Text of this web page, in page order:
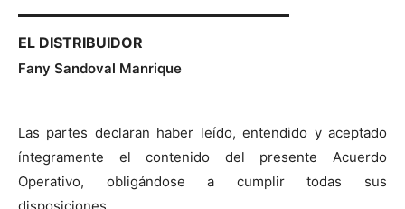
EL DISTRIBUIDOR
Fany Sandoval Manrique
Las partes declaran haber leído, entendido y aceptado
íntegramente el contenido del presente Acuerdo
Operativo, obligándose a cumplir todas sus